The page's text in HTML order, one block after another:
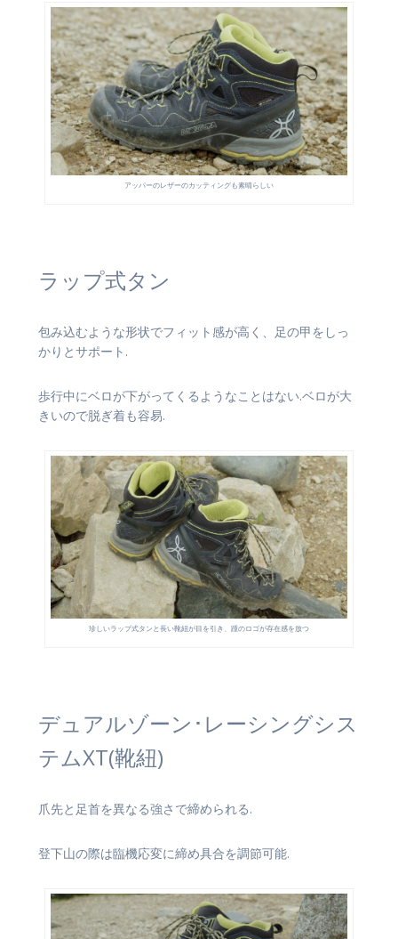
アッパーのレザーのカッティングも素晴らしい
ラップ式タン
包み込むような形状でフィット感が高く、足の甲をしっ
かりとサポート.
歩行中にベロが下がってくるようなことはない.ベロが大
きいので脱ぎ着も容易.
珍しいラップ式タンと長い靴紐が目を引き、踵のロゴが存在感を放つ
デュアルゾーン･レーシングシス
テムXT(靴紐)
爪先と足首を異なる強さで締められる.
登下山の際は臨機応変に締め具合を調節可能.